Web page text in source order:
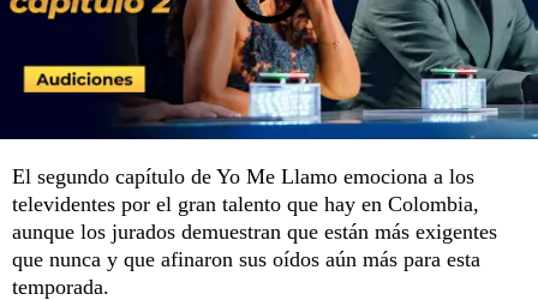
El segundo capítulo de Yo Me Llamo emociona a los
televidentes por el gran talento que hay en Colombia,
aunque los jurados demuestran que están más exigentes
que nunca y que afinaron sus oídos aún más para esta
temporada.